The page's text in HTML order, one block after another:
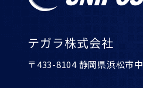
テガラ株式会社
〒433-8104 静岡県浜松市